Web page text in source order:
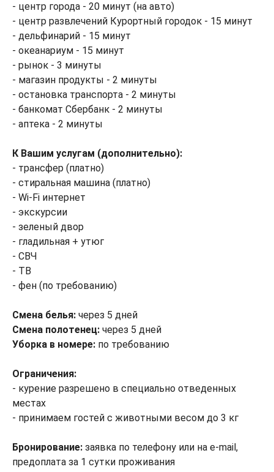
- центр города - 20 минут (на авто)
- центр развлечений Курортный городок - 15 минут
- дельфинарий - 15 минут
- океанариум - 15 минут
- рынок - 3 минуты
- магазин продукты - 2 минуты
- остановка транспорта - 2 минуты
- банкомат Сбербанк - 2 минуты
- аптека - 2 минуты
К Вашим услугам (дополнительно):
- трансфер (платно)
- стиральная машина (платно)
- Wi-Fi интернет
- экскурсии
- зеленый двор
- гладильная + утюг
- СВЧ
- ТВ
- фен (по требованию)
Смена белья: через 5 дней
Смена полотенец: через 5 дней
Уборка в номере: по требованию
Ограничения:
- курение разрешено в специально отведенных
местах
- принимаем гостей с животными весом до 3 кг
Бронирование: заявка по телефону или на e-mail,
предоплата за 1 сутки проживания